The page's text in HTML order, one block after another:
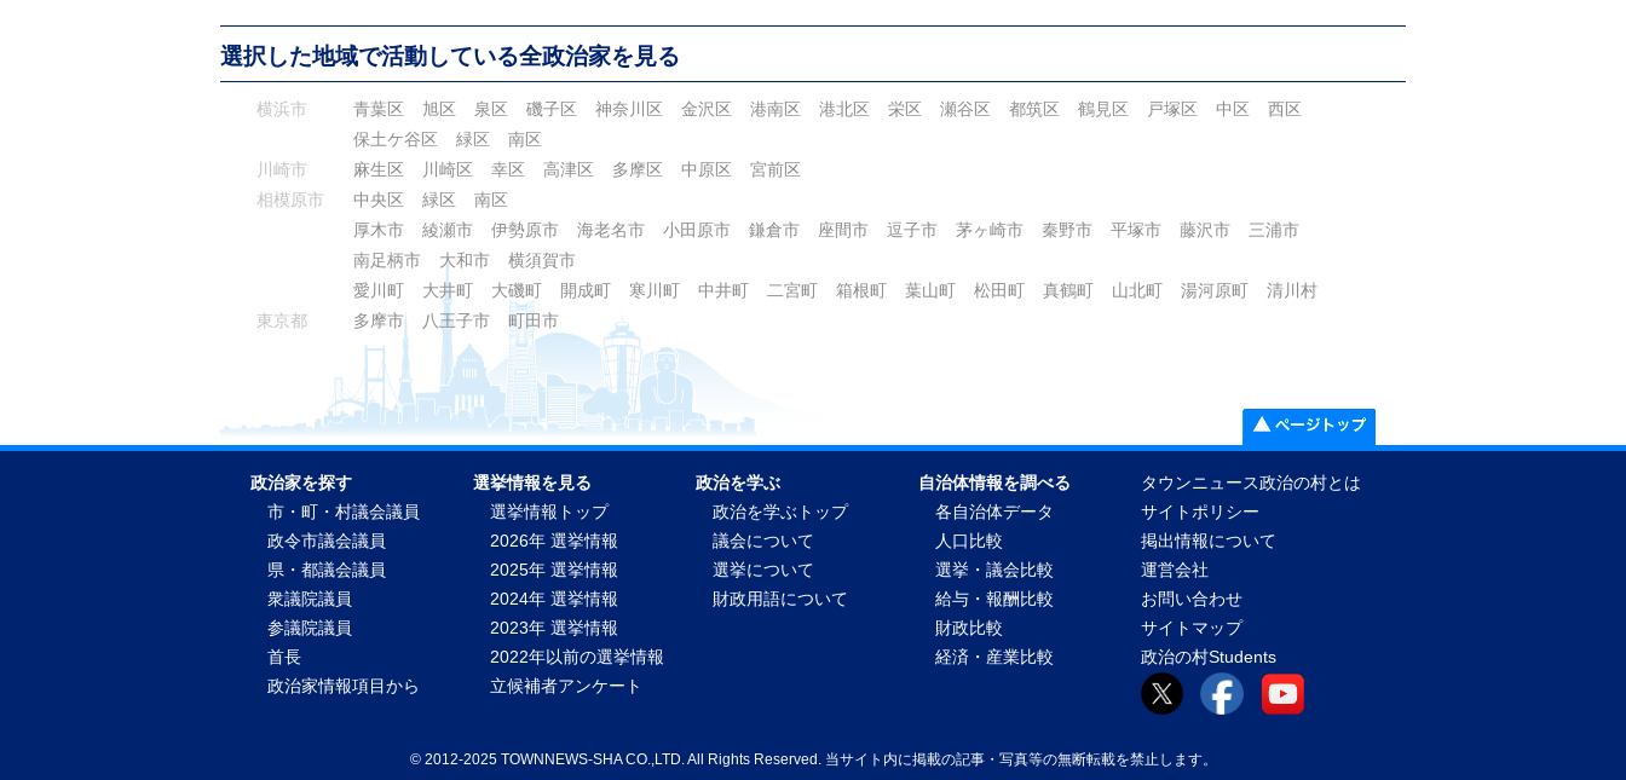
選択した地域で活動している全政治家を見る
横浜市 青葉区 旭区 泉区 磯子区 神奈川区 金沢区 港南区 港北区 栄区 瀬谷区 都筑区 鶴見区 戸塚区 中区
西区
保土ケ谷区
緑区
南区
川崎市
麻生区 川崎区 幸区 高津区 多摩区 中原区
宮前区
相模原市
中央区 緑区
南区
厚木市
綾瀬市 伊勢原市 海老名市 小田原市 鎌倉市 座間市 逗子市 茅ヶ崎市 秦野市 平塚市 藤沢市
三浦市
南足柄市
大和市
横須賀市
愛川町
大井町 大磯町 開成町 寒川町 中井町 二宮町 箱根町 葉山町 松田町 真鶴町 山北町 湯河原町
清川村
東京都
多摩市 八王子市 町田市
政治家を探す
市・町・村議会議員
政令市議会議員
県・都議会議員
衆議院議員
参議院議員
首長
政治家情報項目から
選挙情報を見る
選挙情報トップ
2026年 選挙情報
2025年 選挙情報
2024年 選挙情報
2023年 選挙情報
2022年以前の選挙情報
立候補者アンケート
政治を学ぶ
政治を学ぶトップ
議会について
選挙について
財政用語について
自治体情報を調べる
各自治体データ
人口比較
選挙・議会比較
給与・報酬比較
財政比較
経済・産業比較
タウンニュース政治の村とは
サイトポリシー
掲出情報について
運営会社
お問い合わせ
サイトマップ
政治の村Students
©2012-2025 TOWNNEWS-SHA CO.,LTD. All Rights Reserved. 当サイト内に掲載の記事・写真等の無断転載を禁止します。